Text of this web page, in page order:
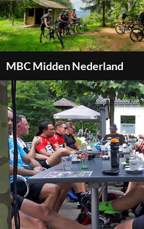
MBC Midden Nederland
NAAR
DE
INHOUD